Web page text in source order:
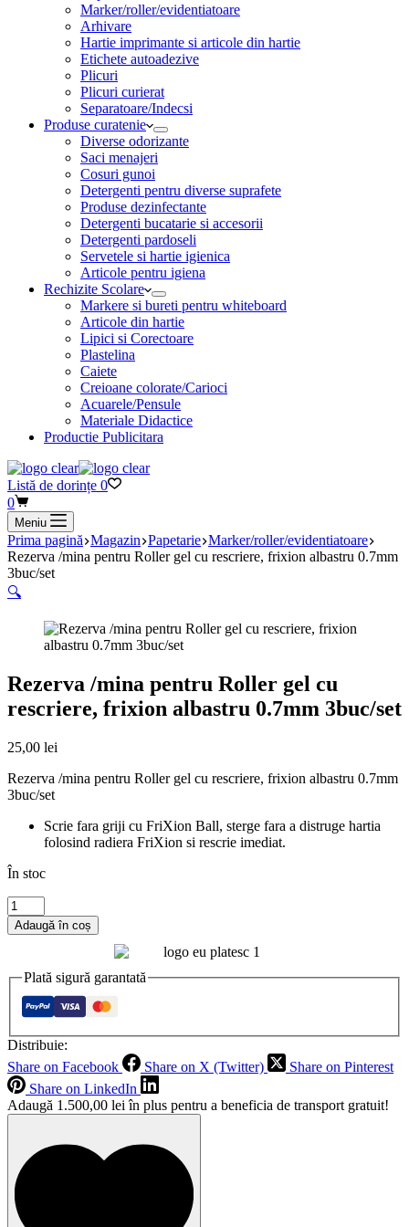
Marker/roller/evidentiatoare
Arhivare
Hartie imprimante si articole din hartie
Etichete autoadezive
Plicuri
Plicuri curierat
Separatoare/Indecsi
Produse curatenie
Diverse odorizante
Saci menajeri
Cosuri gunoi
Detergenti pentru diverse suprafete
Produse dezinfectante
Detergenti bucatarie si accesorii
Detergenti pardoseli
Servetele si hartie igienica
Articole pentru igiena
Rechizite Scolare
Markere si bureti pentru whiteboard
Articole din hartie
Lipici si Corectoare
Plastelina
Caiete
Creioane colorate/Carioci
Acuarele/Pensule
Materiale Didactice
Productie Publicitara
Listă de dorințe 0
Coș
de
cumpărături
0
Meniu
Prima pagină Magazin Papetarie Marker/roller/evidentiatoare
Rezerva /mina pentru Roller gel cu rescriere, frixion albastru 0.7mm
3buc/set
🔍
Rezerva /mina pentru Roller gel cu
rescriere, frixion albastru 0.7mm 3buc/set
25,00 lei
Rezerva /mina pentru Roller gel cu rescriere, frixion albastru 0.7mm
3buc/set
Scrie fara griji cu FriXion Ball, sterge fara a distruge hartia
folosind radiera FriXion si rescrie imediat.
În stoc
Cantitate
Rezerva
/mina
Roller
rescriere,
frixion
albastru
0.7mm
3buc/set
Adaugă în coș
Plată sigură garantată
Distribuie:
Share on Facebook
Share on X (Twitter)
Share on Pinterest
Share on LinkedIn
Adaugă 1.500,00 leiîn plus pentru a beneficia de transport gratuit!